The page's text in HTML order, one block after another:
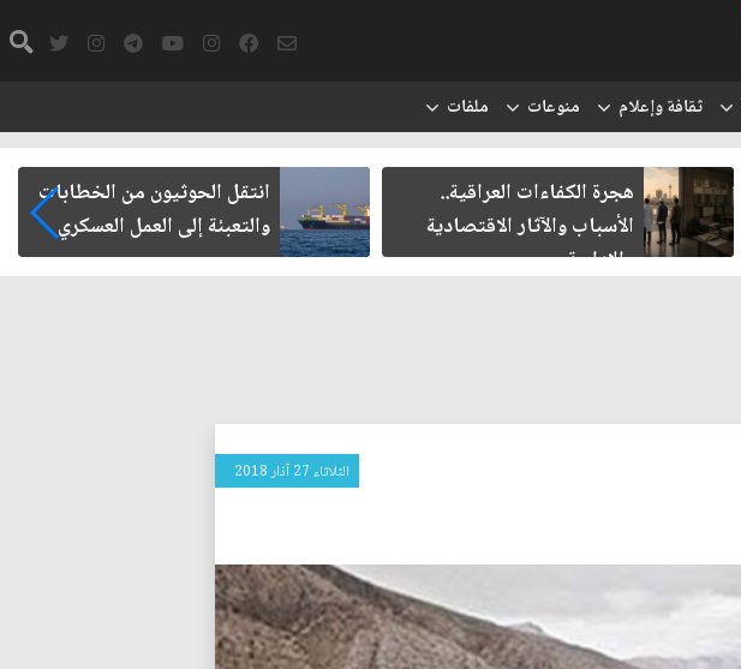
ثقافة وإعلام منوعات ملفات
هجرة الكفاءات العراقية..
الأسباب والآثار الاقتصادية
والإدارية
انتقل الحوثيون من الخطابات
والتعبئة إلى العمل العسكري
الثلاثاء 27 آذار 2018